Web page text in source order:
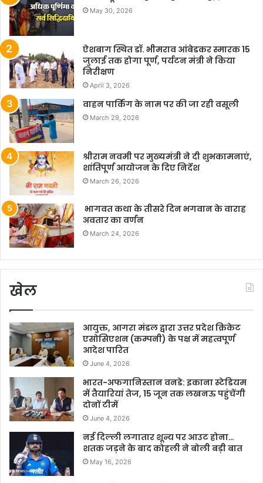
May 30, 2026
ऐशबाग स्थित डॉ. भीमराव आंबेडकर स्मारक 15
जुलाई तक होगा पूर्ण, पर्यटन मंत्री ने किया
निरीक्षण
April 3, 2026
वाहन पार्किंग के नाम पर की जा रही वसूली
March 29, 2026
श्रीराम नवमी पर मुख्यमंत्री ने दी शुभकामनाएं,
शांतिपूर्ण आयोजन के दिए निर्देश
March 26, 2026
भागवत कथा के तीसरे दिन भगवान के वाराह
अवतार का वर्णन
March 24, 2026
खेल
आयुक्त, आगरा मंडल द्वारा उत्तर प्रदेश क्रिकेट
एसोसिएशन (कम्पनी) के पक्ष में महत्वपूर्ण
आदेश पारित
June 4, 2026
भारत-अफगानिस्तान वनडे: इकाना स्टेडियम
में तैयारियां तेज, 15 जून तक लखनऊ पहुंचेंगी
दोनों टीमें
June 4, 2026
नई दिल्ली लगातार शून्य पर आउट होना…
शतक जड़ने के बाद कोहली ने बोली बड़ी बात
May 16, 2026